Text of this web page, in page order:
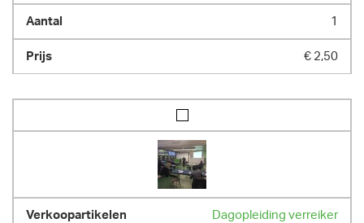
1
€ 2,50
Dagopleiding verreiker